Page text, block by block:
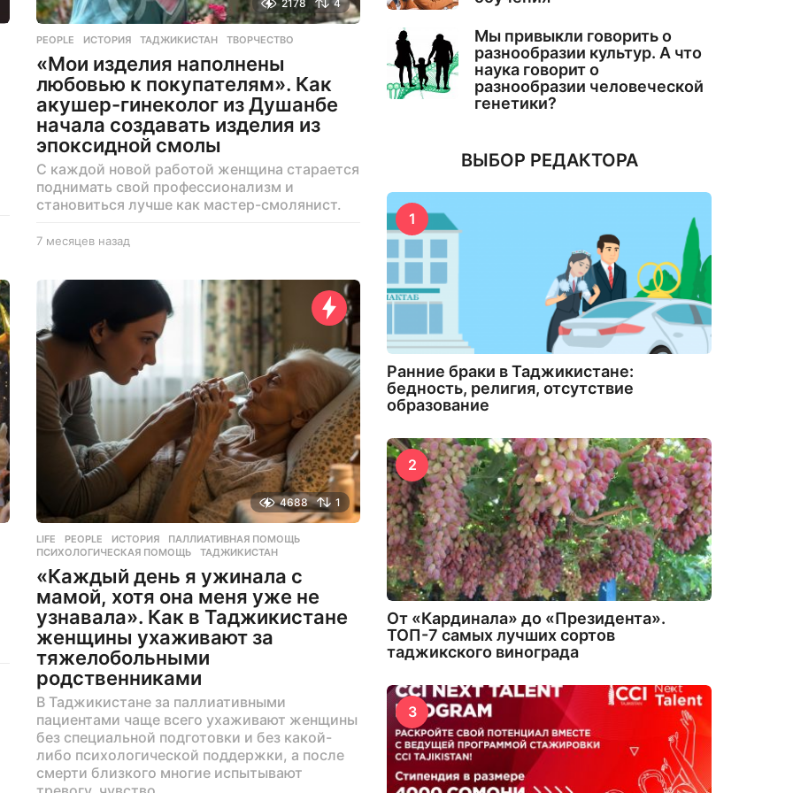
2178 4
PEOPLE ИСТОРИЯ ,ТАДЖИКИСТАН ,ТВОРЧЕСТВО
«Мои изделия наполнены
любовью к покупателям». Как
акушер-гинеколог из Душанбе
начала создавать изделия из
эпоксидной смолы
С каждой новой работой женщина старается
поднимать свой профессионализм и
становиться лучше как мастер-смолянист.
7 месяцев назад7
ц
н
д
4688 1
LIFE ,PEOPLE ИСТОРИЯ ,ПАЛЛИАТИВНАЯ ПОМОЩЬ
ПСИХОЛОГИЧЕСКАЯ ПОМОЩЬ
,ТАДЖИКИСТАН
«Каждый день я ужинала с
мамой, хотя она меня уже не
узнавала». Как в Таджикистане
женщины ухаживают за
тяжелобольными
родственниками
В Таджикистане за паллиативными
пациентами чаще всего ухаживают женщины
без специальной подготовки и без какой-
либо психологической поддержки, а после
смерти близкого многие испытывают
Мы привыкли говорить о
разнообразии культур. А что
наука говорит о
разнообразии человеческой
генетики?
ВЫБОР РЕДАКТОРА
1
Ранние браки в Таджикистане:
бедность, религия, отсутствие
образование
2
От «Кардинала» до «Президента».
ТОП-7 самых лучших сортов
таджикского винограда
3